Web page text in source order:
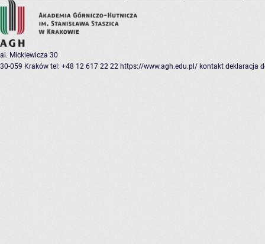
al. Mickiewicza 30
30-059 Kraków tel: +48 12 617 22 22 https://www.agh.edu.pl/ kontakt deklaracja